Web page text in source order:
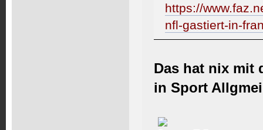
https://
nfl-gastiert-in-
Das hat nix mit
in Sport